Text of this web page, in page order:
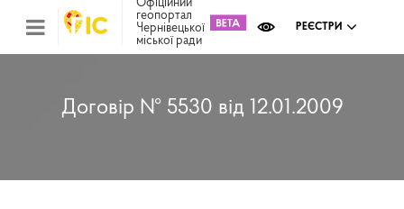
Офіційний
геопортал
Чернівецької
міської ради
РЕЄСТРИ
Договір № 5530 від 12.01.2009